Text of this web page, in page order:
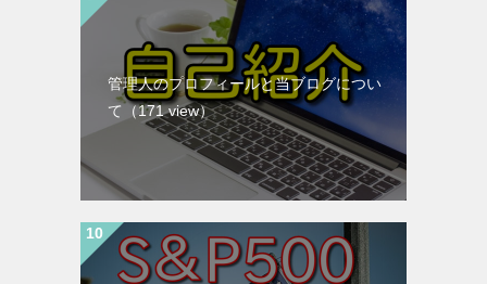
管理人のプロフィールと当ブログについ
て
（171 view）